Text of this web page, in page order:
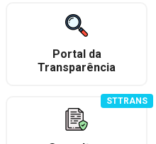
Portal da
Transparência
STTRANS